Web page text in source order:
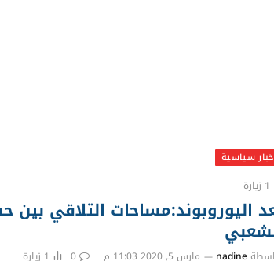
سياسية
1 زيارة
اليوروبوند:​​​مساحات التلاقي بين
nadine مارس 5, 2020 11:03 م 0
1 زيارة